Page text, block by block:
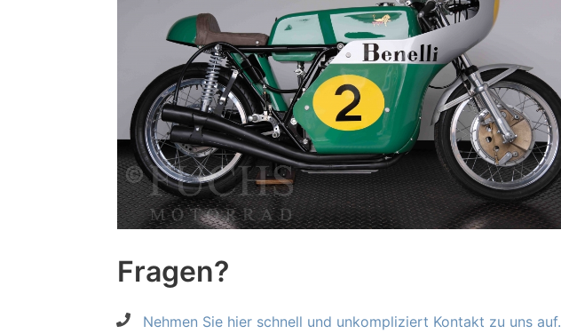
Fragen?
Nehmen Sie hier schnell und unkompliziert Kontakt zu uns auf.